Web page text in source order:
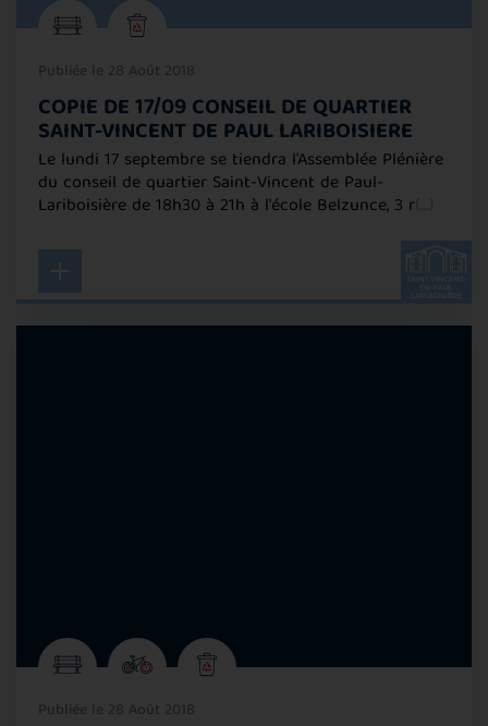
Publiée le 28 Août 2018
COPIE DE 17/09 CONSEIL DE QUARTIER
SAINT-VINCENT DE PAUL LARIBOISIERE
Le lundi 17 septembre se tiendra l'Assemblée Plénière
du conseil de quartier Saint-Vincent de Paul-
Lariboisière de 18h30 à 21h à l'école Belzunce, 3 r
Publiée le 28 Août 2018